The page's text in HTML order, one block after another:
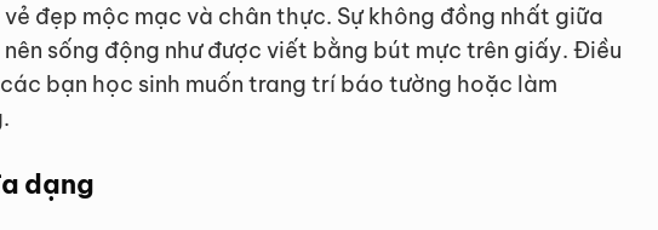
đẹp mộc mạc và chân thực. Sự không đồng nhất giữa
sống động như được viết bằng bút mực trên giấy. Điều
bạn học sinh muốn trang trí báo tường hoặc làm
dạng